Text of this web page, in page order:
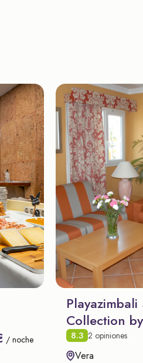
/ noche
Playazimbali
Collection
8.3 2 opiniones
Vera